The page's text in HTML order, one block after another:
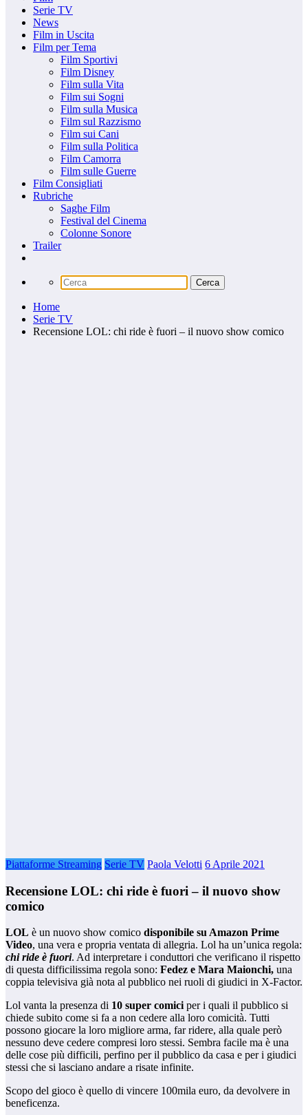
Serie TV
News
Film in Uscita
Film per Tema
Film Sportivi
Film Disney
Film sulla Vita
Film sui Sogni
Film sulla Musica
Film sul Razzismo
Film sui Cani
Film sulla Politica
Film Camorra
Film sulle Guerre
Film Consigliati
Rubriche
Saghe Film
Festival del Cinema
Colonne Sonore
Trailer
Home
Serie TV
Recensione LOL: chi ride è fuori – il nuovo show comico
Piattaforme Streaming Serie TV Paola Velotti 6 Aprile 2021
Recensione LOL: chi ride è fuori – il nuovo show
comico
LOL è un nuovo show comico disponibile su Amazon Prime
Video, una vera e propria ventata di allegria. Lol ha un’unica regola:
chi ride è fuori. Ad interpretare i conduttori che verificano il rispetto
di questa difficilissima regola sono: Fedez e Mara Maionchi, una
coppia televisiva già nota al pubblico nei ruoli di giudici in X-Factor.
Lol vanta la presenza di 10 super comiciper i quali il pubblico si
chiede subito come si fa a non cedere alla loro comicità. Tutti
possono giocare la loro migliore arma, far ridere, alla quale però
nessuno deve cedere compresi loro stessi. Sembra facile ma è una
delle cose più difficili, perfino per il pubblico da casa e per i giudici
stessi che si lasciano andare a risate infinite.
Scopo del gioco è quello di vincere 100mila euro, da devolvere in
beneficenza.